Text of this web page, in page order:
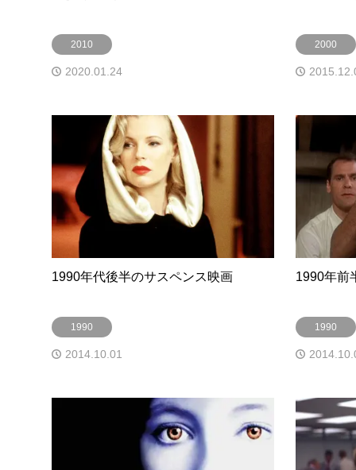
2010
2020.01.24
2000
1990年代後半のサスペンス映画
1990
2014.10.01
1990年前
1990